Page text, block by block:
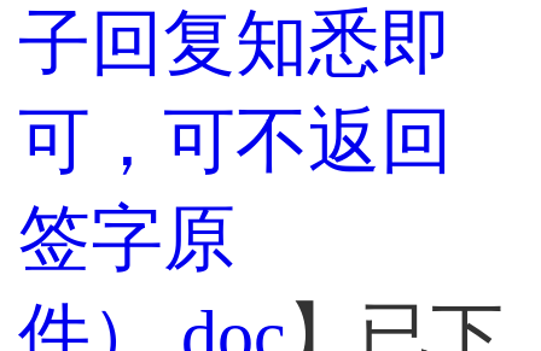
子回复知悉即
可，可不返回
签字原